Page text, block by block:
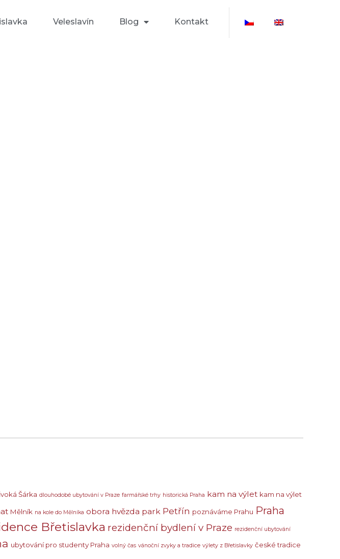
Veleslavín Blog Kontakt
Šárka dlouhodobé ubytování v Praze farmářské trhy historická Praha kam na výlet kam na výlet
Mělník na kole do Mělníka obora hvězda park Petřín poznáváme Prahu Praha
Břetislavka rezidenční bydlení v Praze rezidenční ubytování
ubytování pro studenty Praha volný čas vánoční zvyky a tradice výlety z Břetislavky české tradice